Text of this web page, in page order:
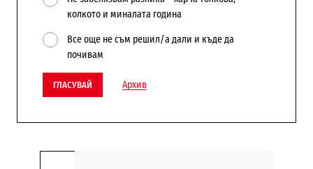
колкото и миналата година
Все още не съм решил/а дали и къде да
почивам
ГЛАСУВАЙ Архив